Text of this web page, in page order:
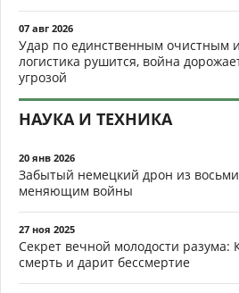
07 авг 2026
Удар по единственным очистным
логистика рушится, война
угрозой
НАУКА И ТЕХНИКА
20 янв 2026
Забытый немецкий дрон из
меняющим войны
27 ноя 2025
Секрет вечной молодости разума:
смерть и дарит бессмертие